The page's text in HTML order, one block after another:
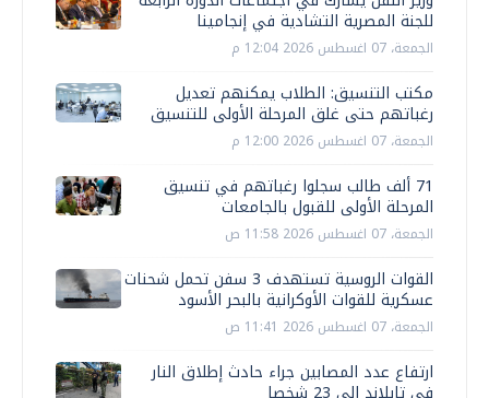
للجنة المصرية التشادية في إنجامينا
الجمعة، 07 اغسطس 2026 12:04 م
مكتب التنسيق: الطلاب يمكنهم تعديل
رغباتهم حتى غلق المرحلة الأولى للتنسيق
الجمعة، 07 اغسطس 2026 12:00 م
71 ألف طالب سجلوا رغباتهم في تنسيق
المرحلة الأولى للقبول بالجامعات
الجمعة، 07 اغسطس 2026 11:58 ص
القوات الروسية تستهدف 3 سفن تحمل شحنات
عسكرية للقوات الأوكرانية بالبحر الأسود
الجمعة، 07 اغسطس 2026 11:41 ص
ارتفاع عدد المصابين جراء حادث إطلاق النار